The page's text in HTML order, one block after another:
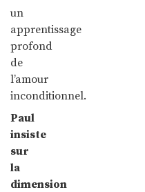
un
apprentissage
profond
de
l’amour
inconditionnel.
Paul
insiste
sur
la
dimension